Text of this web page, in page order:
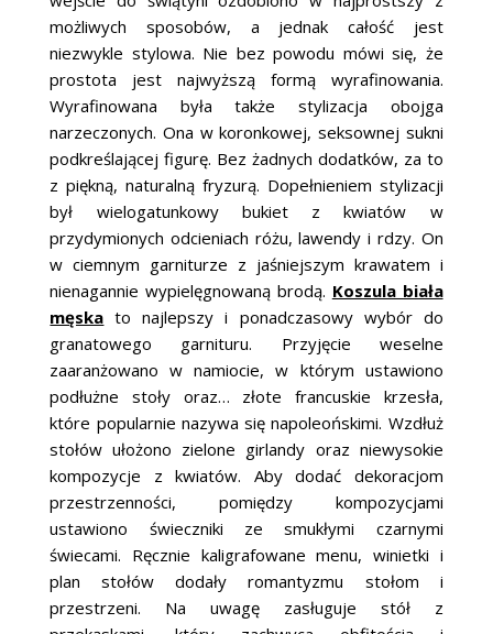
możliwych sposobów, a jednak całość jest
niezwykle stylowa. Nie bez powodu mówi się, że
prostota jest najwyższą formą wyrafinowania.
Wyrafinowana była także stylizacja obojga
narzeczonych. Ona w koronkowej, seksownej sukni
podkreślającej figurę. Bez żadnych dodatków, za to
z piękną, naturalną fryzurą. Dopełnieniem stylizacji
był wielogatunkowy bukiet z kwiatów w
przydymionych odcieniach różu, lawendy i rdzy. On
w ciemnym garniturze z jaśniejszym krawatem i
nienagannie wypielęgnowaną brodą. Koszula biała
męska to najlepszy i ponadczasowy wybór do
granatowego garnituru. Przyjęcie weselne
zaaranżowano w namiocie, w którym ustawiono
podłużne stoły oraz… złote francuskie krzesła,
które popularnie nazywa się napoleońskimi. Wzdłuż
stołów ułożono zielone girlandy oraz niewysokie
kompozycje z kwiatów. Aby dodać dekoracjom
przestrzenności, pomiędzy kompozycjami
ustawiono świeczniki ze smukłymi czarnymi
świecami. Ręcznie kaligrafowane menu, winietki i
plan stołów dodały romantyzmu stołom i
przestrzeni. Na uwagę zasługuje stół z